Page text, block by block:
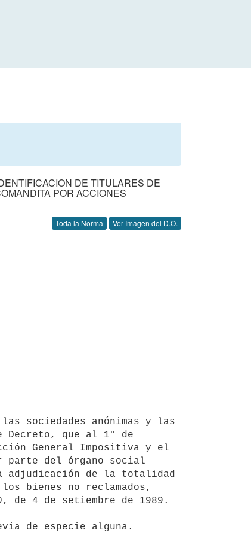
DE TITULARES DE
POR ACCIONES
Toda la Norma Ver Imagen del D.O.
Decreto, que al 1° de
General Impositiva y el
parte del órgano social
de la totalidad
bienes no reclamados,
4 de setiembre de 1989.